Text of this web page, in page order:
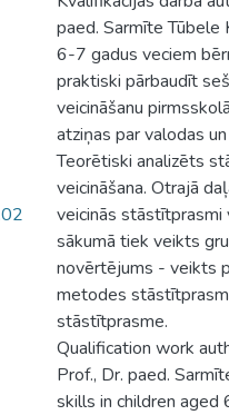
paed. Sarmīte Tūbele
6-7 gadus veciem
praktiski pārbaudīt
veicināšanu
atziņas par valodas
Teorētiski analizēts
veicināšana. Otrajā
veicinās stāstītprasmi
sākumā tiek veikts
novērtējums - veikts
metodes
stāstītprasme.
Qualification work
Prof., Dr. paed.
skills in children